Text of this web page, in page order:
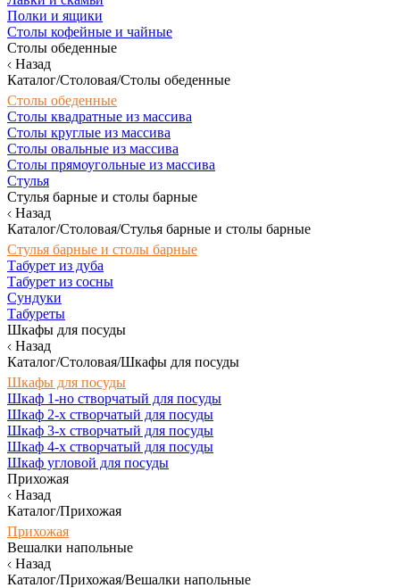
Полки и ящики
Столы кофейные и чайные
Столы обеденные
Назад
Каталог/Столовая/Столы обеденные
Столы обеденные
Столы квадратные из массива
Столы круглые из массива
Столы овальные из массива
Столы прямоугольные из массива
Стулья
Стулья барные и столы барные
Назад
Каталог/Столовая/Стулья барные и столы барные
Стулья барные и столы барные
Табурет из дуба
Табурет из сосны
Сундуки
Табуреты
Шкафы для посуды
Назад
Каталог/Столовая/Шкафы для посуды
Шкафы для посуды
Шкаф 1-но створчатый для посуды
Шкаф 2-х створчатый для посуды
Шкаф 3-х створчатый для посуды
Шкаф 4-х створчатый для посуды
Шкаф угловой для посуды
Прихожая
Назад
Каталог/Прихожая
Прихожая
Вешалки напольные
Назад
Каталог/Прихожая/Вешалки напольные